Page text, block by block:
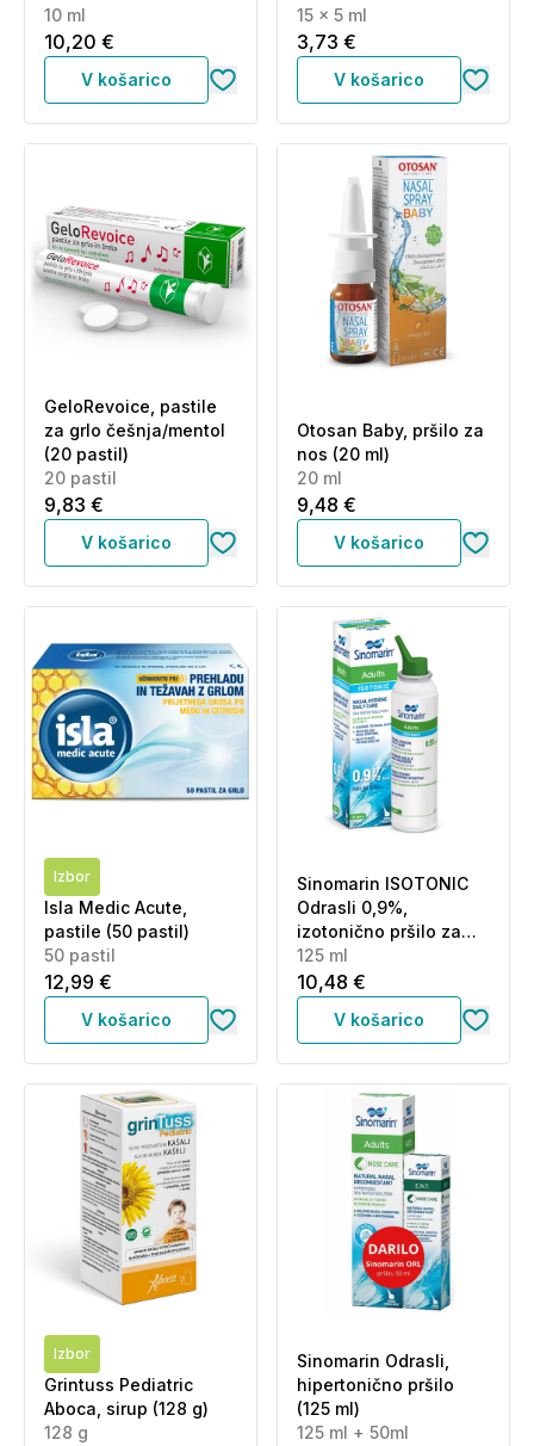
10 ml
10,20 €
V košarico
plastenke (15 x 5 ml)
15 x 5 ml
3,73 €
V košarico
GeloRevoice, pastile
za grlo češnja/mentol
(20 pastil)
20 pastil
9,83 €
V košarico
Otosan Baby, pršilo za
nos (20 ml)
20 ml
9,48 €
V košarico
Izbor
Isla Medic Acute,
pastile (50 pastil)
50 pastil
12,99 €
V košarico
Sinomarin ISOTONIC
Odrasli 0,9%,
izotonično pršilo za
odrasle (125 ml)
125 ml
10,48 €
V košarico
Izbor
Grintuss Pediatric
Aboca, sirup (128 g)
128 g
Sinomarin Odrasli,
hipertonično pršilo
(125 ml)
125 ml + 50ml